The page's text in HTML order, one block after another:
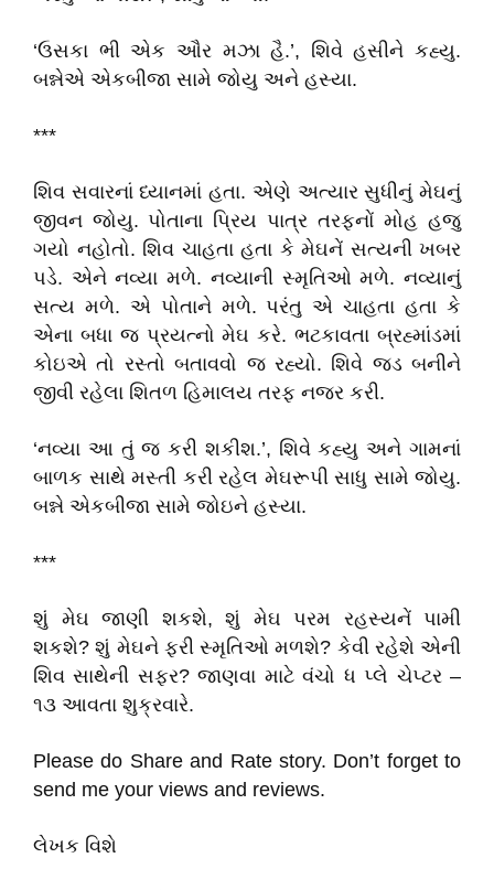
‘ઉસકા ભી એક ઔર મઝા હૈ.’, શિવે હસીને કહ્યુ.
બન્નેએ એકબીજા સામે જોયુ અને હસ્યા.
***
શિવ સવારનાં ધ્યાનમાં હતા. એણે અત્યાર સુધીનું મેઘનું
જીવન જોયુ. પોતાના પ્રિય પાત્ર તરફનોં મોહ હજુ
ગયો નહોતો. શિવ ચાહતા હતા કે મેઘનેં સત્યની ખબર
પડે. એને નવ્યા મળે. નવ્યાની સ્મૃતિઓ મળે. નવ્યાનું
સત્ય મળે. એ પોતાને મળે. પરંતુ એ ચાહતા હતા કે
એના બધા જ પ્રયત્નો મેઘ કરે. ભટકાવતા બ્રહ્માંડમાં
કોઇએ તો રસ્તો બતાવવો જ રહ્યો. શિવે જડ બનીને
જીવી રહેલા શિતળ હિમાલય તરફ નજર કરી.
‘નવ્યા આ તું જ કરી શકીશ.’, શિવે કહ્યુ અને ગામનાં
બાળક સાથે મસ્તી કરી રહેલ મેઘરૂપી સાધુ સામે જોયુ.
બન્ને એકબીજા સામે જોઇને હસ્યા.
***
શું મેઘ જાણી શકશે, શું મેઘ પરમ રહસ્યનેં પામી
શકશે? શું મેઘને ફરી સ્મૃતિઓ મળશે? કેવી રહેશે એની
શિવ સાથેની સફર? જાણવા માટે વંચો ધ પ્લે ચેપ્ટર –
૧૩ આવતા શુક્રવારે.
Please do Share and Rate story. Don’t forget to
send me your views and reviews.
લેખક વિશે